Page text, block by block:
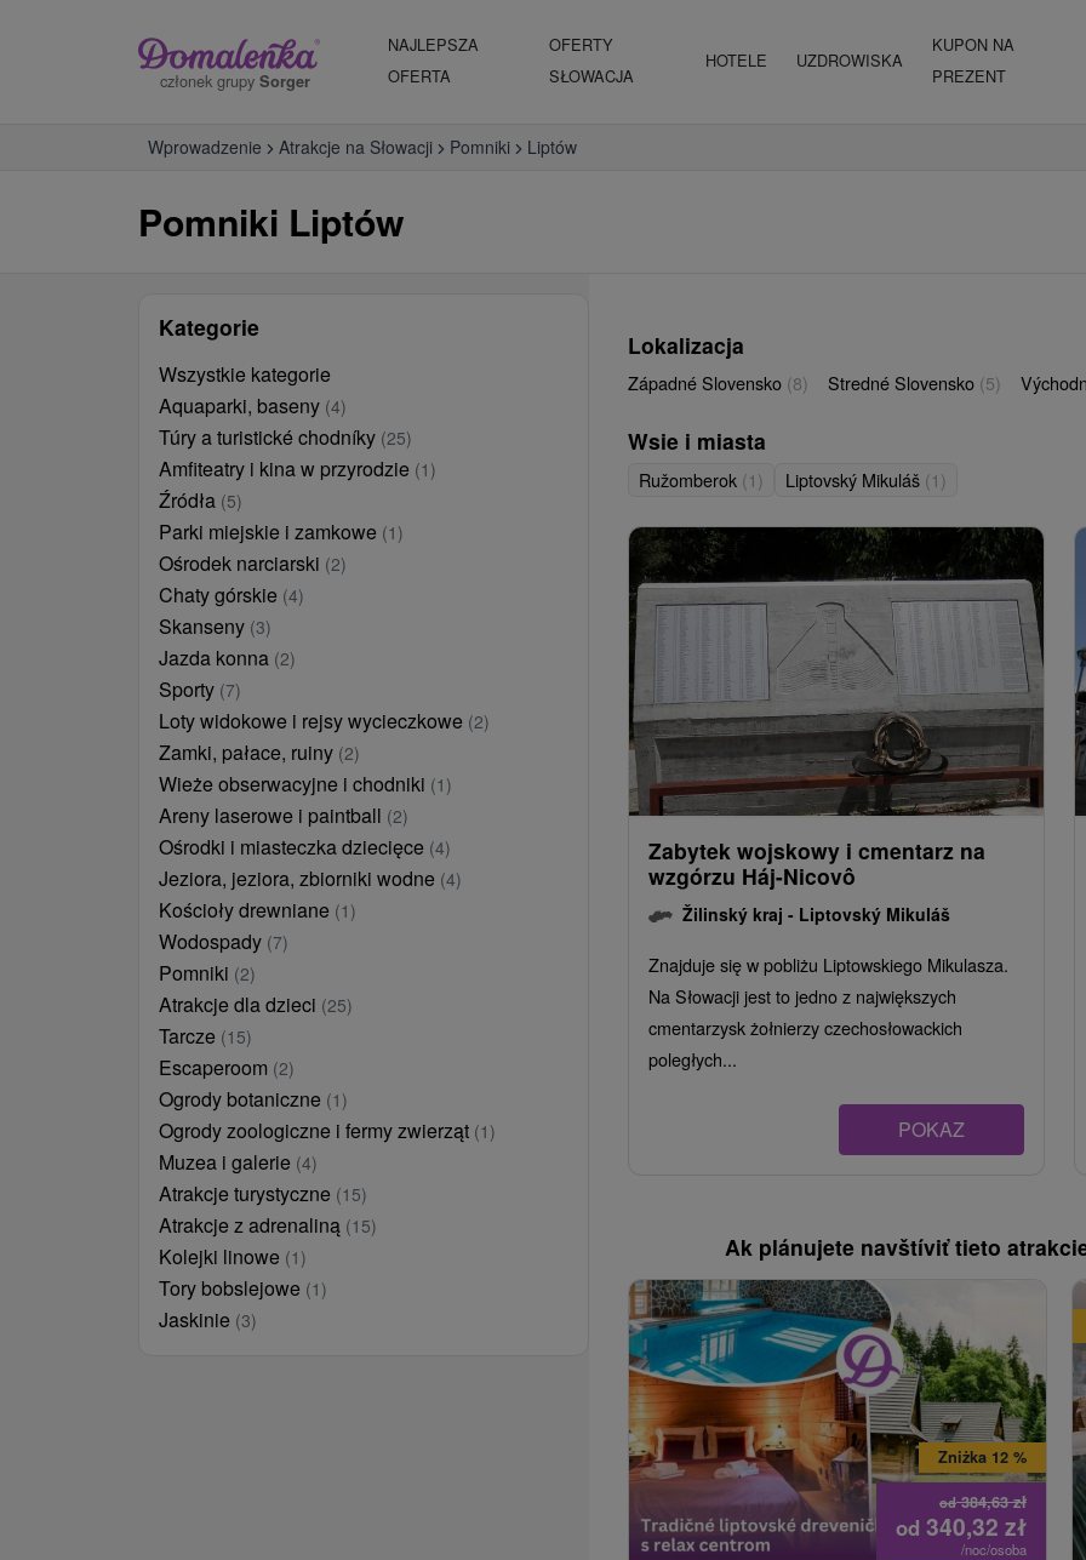
członek grupy Sorger
NAJLEPSZA
OFERTA
OFERTY
SŁOWACJA
HOTELE UZDROWISKA
KUPON NA
PREZENT
Wprowadzenie Atrakcje na Słowacji Pomniki Liptów
Pomniki Liptów
Kategorie
Wszystkie kategorie
Aquaparki, baseny (4)
Túry a turistické chodníky (25)
Amfiteatry i kina w przyrodzie (1)
Źródła (5)
Parki miejskie i zamkowe (1)
Ośrodek narciarski (2)
Chaty górskie (4)
Skanseny (3)
Jazda konna (2)
Sporty (7)
Loty widokowe i rejsy wycieczkowe (2)
Zamki, pałace, ruiny (2)
Wieże obserwacyjne i chodniki (1)
Areny laserowe i paintball (2)
Ośrodki i miasteczka dziecięce (4)
Jeziora, jeziora, zbiorniki wodne (4)
Kościoły drewniane (1)
Wodospady (7)
Pomniki (2)
Atrakcje dla dzieci (25)
Tarcze (15)
Escaperoom (2)
Ogrody botaniczne (1)
Ogrody zoologiczne i fermy zwierząt (1)
Muzea i galerie (4)
Atrakcje turystyczne (15)
Atrakcje z adrenaliną (15)
Kolejki linowe (1)
Tory bobslejowe (1)
Jaskinie (3)
Lokalizacja
Západné Slovensko (8) Stredné Slovensko (5)
Wsie i miasta
Ružomberok (1) Liptovský Mikuláš (1)
Zabytek wojskowy i cmentarz na
wzgórzu Háj-Nicovô
Žilinský kraj - Liptovský Mikuláš
Znajduje się w pobliżu Liptowskiego Mikulasza.
Na Słowacji jest to jedno z największych
cmentarzysk żołnierzy czechosłowackich
poległych...
POKAZ
Ak plánujete navštíviť tieto
od384,63zł
Zniżka 12 %
od 340,32 zł
/noc/osoba